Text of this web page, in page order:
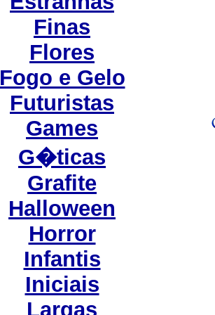
Finas
Flores
Fogo e Gelo
Futuristas
Games
G�ticas
Grafite
Halloween
Horror
Infantis
Iniciais
Largas